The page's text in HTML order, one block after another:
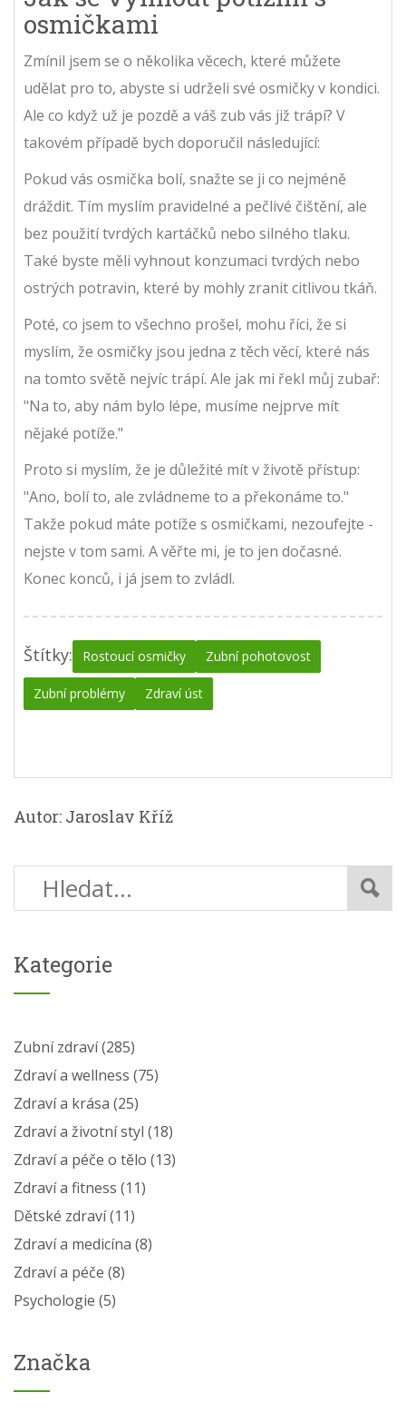
osmičkami
Zmínil jsem se o několika věcech, které můžete
udělat pro to, abyste si udrželi své osmičky v kondici.
Ale co když už je pozdě a váš zub vás již trápí? V
takovém případě bych doporučil následující:
Pokud vás osmička bolí, snažte se ji co nejméně
dráždit. Tím myslím pravidelné a pečlivé čištění, ale
bez použití tvrdých kartáčků nebo silného tlaku.
Také byste měli vyhnout konzumaci tvrdých nebo
ostrých potravin, které by mohly zranit citlivou tkáň.
Poté, co jsem to všechno prošel, mohu říci, že si
myslím, že osmičky jsou jedna z těch věcí, které nás
na tomto světě nejvíc trápí. Ale jak mi řekl můj zubař:
"Na to, aby nám bylo lépe, musíme nejprve mít
nějaké potíže."
Proto si myslím, že je důležité mít v životě přístup:
"Ano, bolí to, ale zvládneme to a překonáme to."
Takže pokud máte potíže s osmičkami, nezoufejte -
nejste v tom sami. A věřte mi, je to jen dočasné.
Konec konců, i já jsem to zvládl.
Štítky: Rostoucí osmičky Zubní pohotovost
Zubní problémy Zdraví úst
Autor: Jaroslav Kříž
Kategorie
Zubní zdraví(285)
Zdraví a wellness (75)
Zdraví a krása (25)
Zdraví a životní styl (18)
Zdraví a péče o tělo (13)
Zdraví a fitness (11)
Dětské zdraví(11)
Zdraví a medicína (8)
Zdraví a péče (8)
Psychologie (5)
Značka